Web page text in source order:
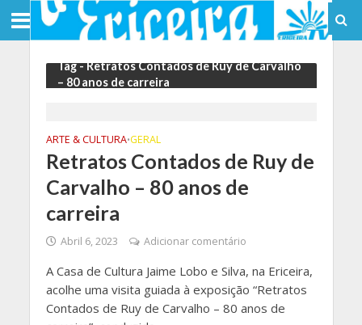
Tag - Retratos Contados de Ruy de Carvalho
– 80 anos de carreira
ARTE & CULTURA•GERAL
Retratos Contados de Ruy de
Carvalho – 80 anos de
carreira
Abril 6, 2023 Adicionar comentário
A Casa de Cultura Jaime Lobo e Silva, na Ericeira,
acolhe uma visita guiada à exposição “Retratos
Contados de Ruy de Carvalho – 80 anos de